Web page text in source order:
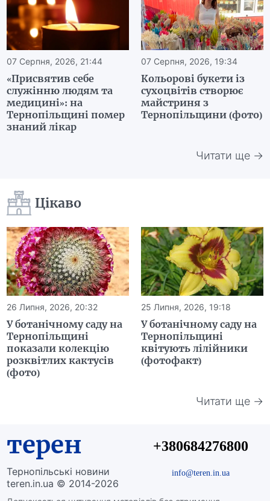
07 Серпня, 2026, 21:44
«Присвятив себе
служінню людям та
медицині»: на
Тернопільщині помер
знаний лікар
07 Серпня, 2026, 19:34
Кольорові букети із
сухоцвітів створює
майстриня з
Тернопільщини (фото)
Читати ще →
Цікаво
26 Липня, 2026, 20:32
У ботанічному саду на
Тернопільщині
показали колекцію
розквітлих кактусів
(фото)
25 Липня, 2026, 19:18
У ботанічному саду на
Тернопільщині
квітують лілійники
(фотофакт)
Читати ще →
терен
Тернопільські новини
teren.in.ua © 2014-2026
+380684276800
info@teren.in.ua